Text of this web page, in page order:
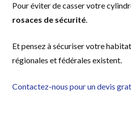
Pour éviter de casser votre
rosaces de sécurité.
Et pensez à sécuriser votre
régionales et fédérales existent.
Contactez-nous pour un devis